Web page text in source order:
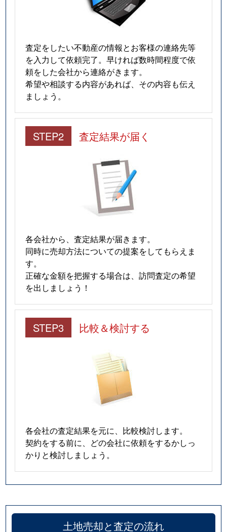
査定をしたい不動産の情報とお客様の連絡先等
を入力して依頼完了。早ければ数時間程度で依
頼をした会社から連絡がきます。
希望や相談する内容があれば、その内容も伝え
ましょう。
STEP2 査定結果が届く
各会社から、査定結果が届きます。
同時に売却方法についての提案をしてもらえま
す。
正確な金額を把握する場合は、訪問査定の希望
を出しましょう！
STEP3 比較＆検討する
各会社の査定結果を元に、比較検討します。
契約をする前に、どの会社に依頼をするかしっ
かりと検討しましょう。
土地売却と査定の流れ